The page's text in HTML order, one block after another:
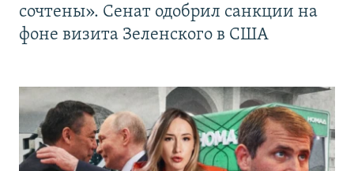
сочтены». Сенат одобрил санкции на
фоне визита Зеленского в США